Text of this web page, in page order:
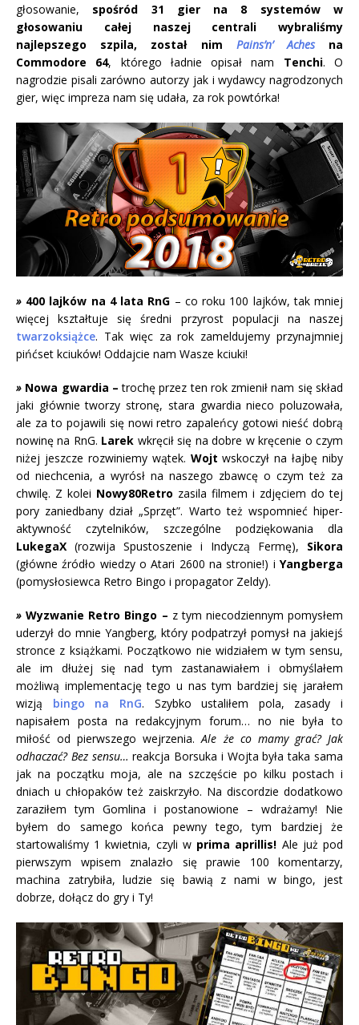
głosowanie, spośród 31 gier na 8 systemów w
głosowaniu całej naszej centrali wybraliśmy
najlepszego szpila, został nim Pains’n’ Achesna
Commodore 64, którego ładnie opisał nam Tenchi. O
nagrodzie pisali zarówno autorzy jak i wydawcy nagrodzonych
gier, więc impreza nam się udała, za rok powtórka!
» 400 lajków na 4 lata RnG – co roku 100 lajków, tak mniej
więcej kształtuje się średni przyrost populacji na naszej
twarzoksiążce. Tak więc za rok zameldujemy przynajmniej
pińćset kciuków! Oddajcie nam Wasze kciuki!
» Nowa gwardia – trochę przez ten rok zmienił nam się skład
jaki głównie tworzy stronę, stara gwardia nieco poluzowała,
ale za to pojawili się nowi retro zapaleńcy gotowi nieść dobrą
nowinę na RnG. Larek wkręcił się na dobre w kręcenie o czym
niżej jeszcze rozwiniemy wątek. Wojt wskoczył na łajbę niby
od niechcenia, a wyrósł na naszego zbawcę o czym też za
chwilę. Z kolei Nowy80Retro zasila filmem i zdjęciem do tej
pory zaniedbany dział „Sprzęt”. Warto też wspomnieć hiper-
aktywność czytelników, szczególne podziękowania dla
LukegaX (rozwija Spustoszenie i Indyczą Fermę), Sikora
(główne źródło wiedzy o Atari 2600 na stronie!) i Yangberga
(pomysłosiewca Retro Bingo i propagator Zeldy).
»Wyzwanie Retro Bingo – z tym niecodziennym pomysłem
uderzył do mnie Yangberg, który podpatrzył pomysł na jakiejś
stronce z książkami. Początkowo nie widziałem w tym sensu,
ale im dłużej się nad tym zastanawiałem i obmyślałem
możliwą implementację tego u nas tym bardziej się jarałem
wizją bingo na RnG. Szybko ustaliłem pola, zasady i
napisałem posta na redakcyjnym forum… no nie była to
miłość od pierwszego wejrzenia.Ale że co mamy grać? Jak
odhaczać? Bez sensu… reakcja Borsuka i Wojta była taka sama
jak na początku moja, ale na szczęście po kilku postach i
dniach u chłopaków też zaiskrzyło. Na discordzie dodatkowo
zaraziłem tym Gomlina i postanowione – wdrażamy! Nie
byłem do samego końca pewny tego, tym bardziej że
startowaliśmy 1 kwietnia, czyli w prima aprillis! Ale już pod
pierwszym wpisem znalazło się prawie 100 komentarzy,
machina zatrybiła, ludzie się bawią z nami w bingo, jest
dobrze, dołącz do gry i Ty!